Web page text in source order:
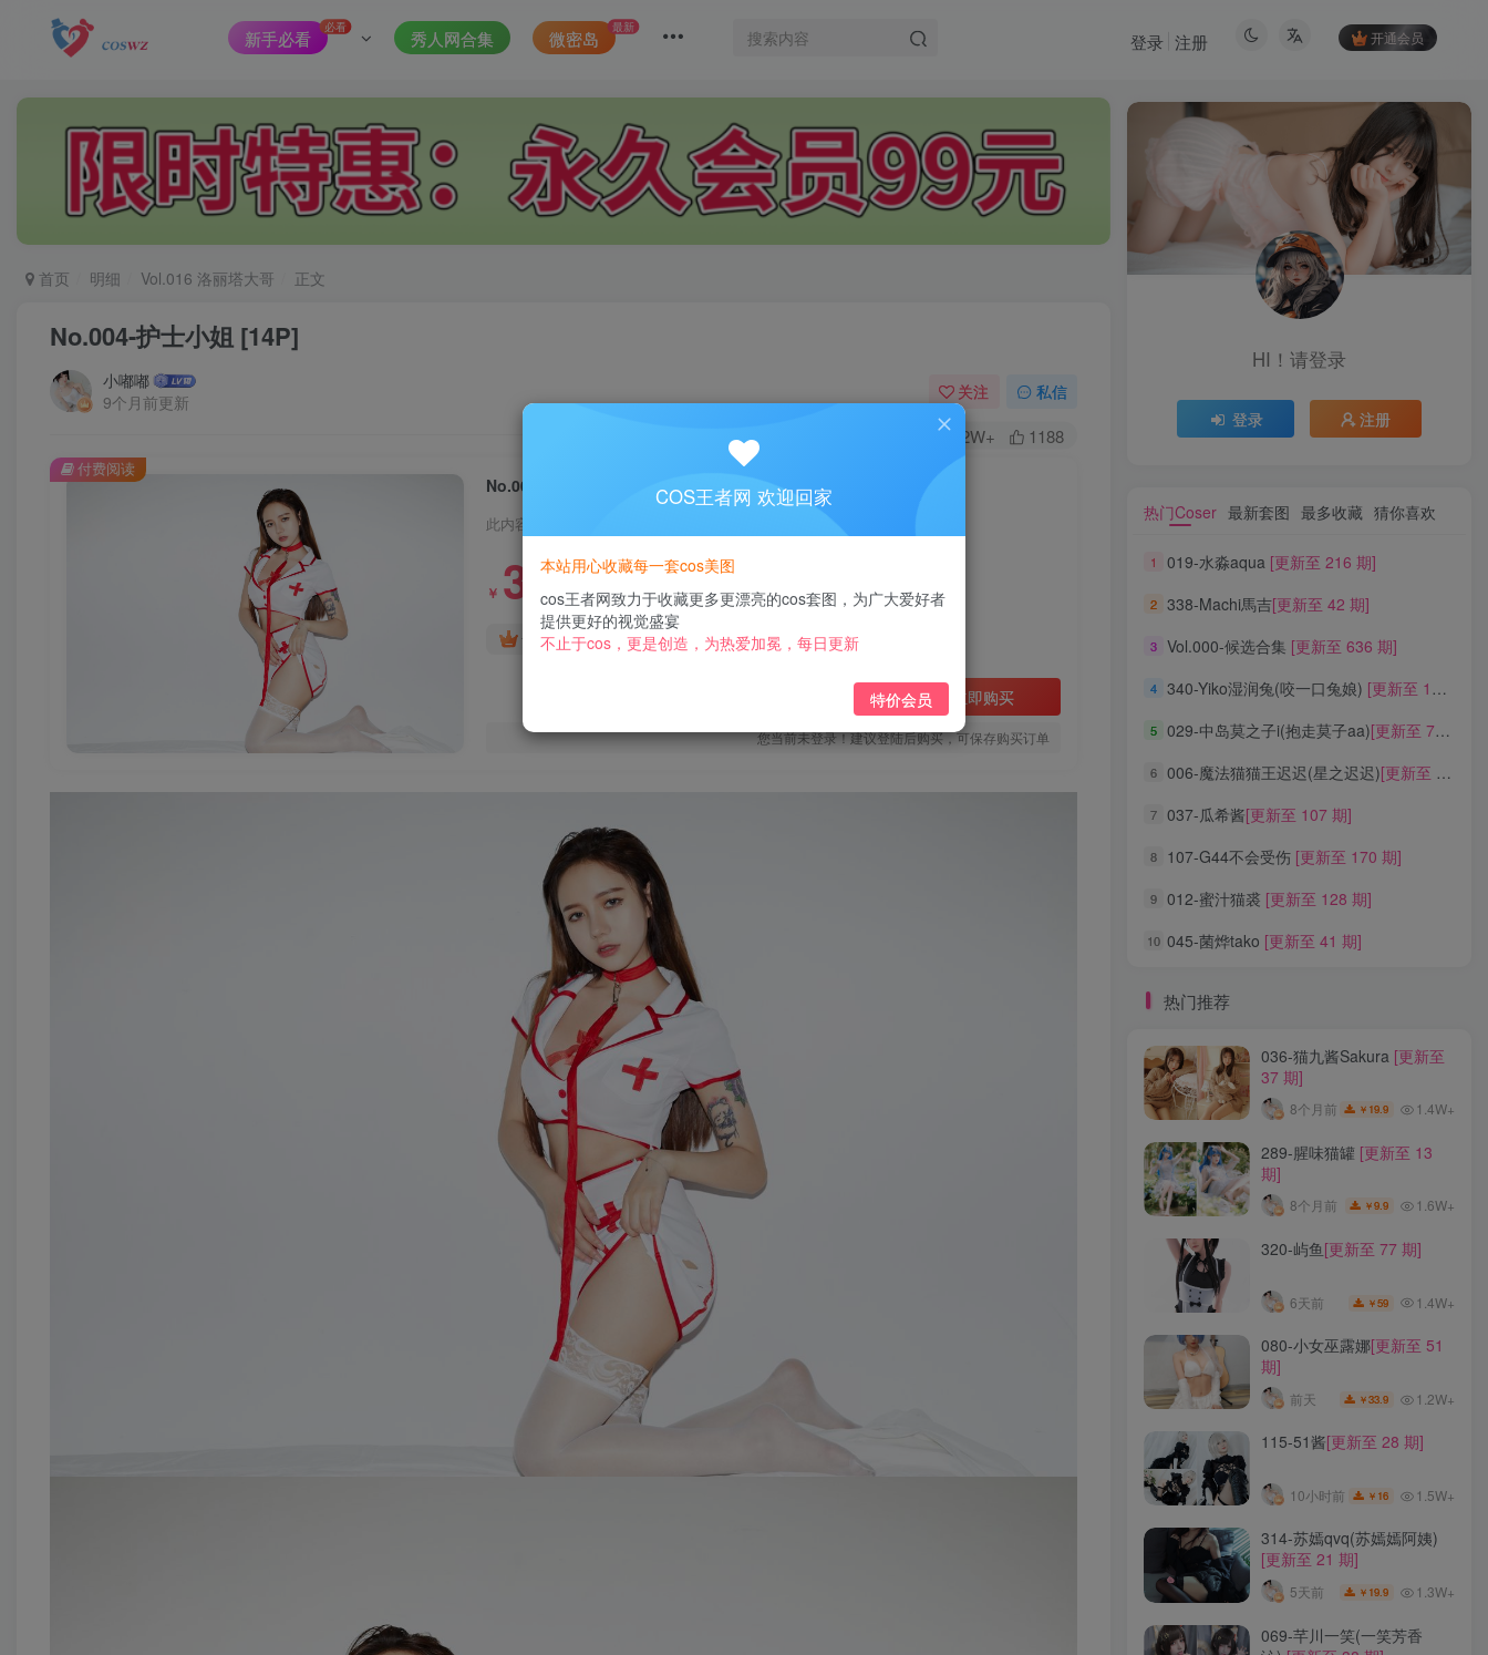
新手必看 必看 秀人网合集 微密岛 最新
开通会员
登录 注册
首页 明细 Vol.016 洛丽塔大哥 正文
No.004-护士小姐 [14P]
小嘟嘟
9个月前更新
关注 私信
2W+ 1188
No.004-护士小姐 [14P]
此内容为付费阅读，请付费后查看
￥ 3
黄金会员免费 钻石会员免费
立即购买
您当前未登录！建议登陆后购买，可保存购买订单
付费阅读
HI！请登录
登录 注册
热门Coser 最新套图 最多收藏 猜你喜欢
1 019-水淼aqua [更新至 216 期]
2 338-Machi馬吉[更新至 42 期]
3 Vol.000-候选合集 [更新至 636 期]
4 340-Yiko湿润兔(咬一口兔娘) [更新至 136 期]
5 029-中岛莫之子i(抱走莫子aa)[更新至 76 期]
6 006-魔法猫猫王迟迟(星之迟迟)[更新至 320 期]
7 037-瓜希酱[更新至 107 期]
8 107-G44不会受伤 [更新至 170 期]
9 012-蜜汁猫裘 [更新至 128 期]
10 045-菌烨tako [更新至 41 期]
热门推荐
036-猫九酱Sakura [更新至
37 期]
8个月前 ￥ 19.9 1.4W+
289-腥味猫罐 [更新至 13
期]
8个月前 ￥9.9 1.6W+
320-屿鱼 [更新至 77 期]
6天前 ￥59 1.4W+
080-小女巫露娜[更新至 51
期]
前天 ￥33.9 1.2W+
115-51酱[更新至 28 期]
10小时前 ￥ 16 1.5W+
314-苏嫣qvq(苏嫣嫣阿姨)
[更新至 21 期]
5天前 ￥ 19.9 1.3W+
069-芊川一笑(一笑芳香
HI！请登录
登录 注册
热门Coser 最新套图 最多收藏 猜你喜欢
1 019-水淼aqua [更新至 216 期]
2 338-Machi馬吉[更新至 42 期]
3 Vol.000-候选合集 [更新至 636 期]
4 340-Yiko湿润兔(咬一口兔娘) [更新至 136 期]
5 029-中岛莫之子i(抱走莫子aa)[更新至 76 期]
6 006-魔法猫猫王迟迟(星之迟迟)[更新至 320 期]
7 037-瓜希酱[更新至 107 期]
8 107-G44不会受伤 [更新至 170 期]
9 012-蜜汁猫裘 [更新至 128 期]
10 045-菌烨tako [更新至 41 期]
标签云
龙年活动 龙宫地狱 龙娘图鉴
龙娘
龙姬
龙华妃咲JK
龙华妃咲cos
龙华妃咲
黛尔 黑龙贯通
黑黑麦
黑馆晴奈
黑靡烟旗袍 黑钻兔子
黑金
黑贞德泳装
黑贞兔子
黑见芹香
黑裤妹
热门推荐
37 期]
期]
期]
COS王者网 欢迎回家
本站用心收藏每一套cos美图
cos王者网致力于收藏更多更漂亮的cos套图，为广大爱好者
提供更好的视觉盛宴
不止于cos，更是创造，为热爱加冕，每日更新
特价会员